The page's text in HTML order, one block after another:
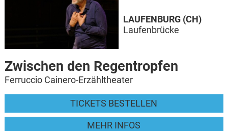
Zwischen den Regentropfen
Ferruccio Cainero-Erzähltheater
TICKETS BESTELLEN
MEHR INFOS
LAUFENBURG (CH)
Laufenbrücke